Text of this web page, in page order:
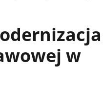
w